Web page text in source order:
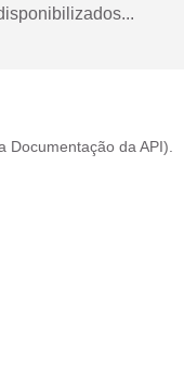
Documentação da API ).